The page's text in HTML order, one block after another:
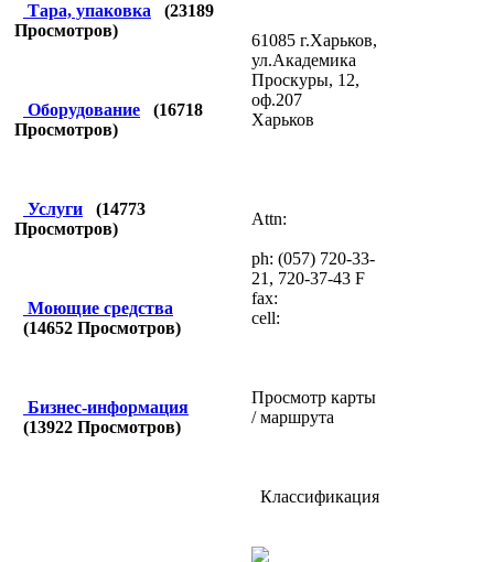
Тара, упаковка (23189
Просмотров)
Оборудование (16718
Просмотров)
Услуги (14773
Просмотров)
Моющие средства
(14652 Просмотров)
Бизнес-информация
(13922 Просмотров)
61085 г.Харьков,
ул.Академика
Проскуры, 12,
оф.207
Харьков
Attn:
ph: (057) 720-33-
21, 720-37-43 F
fax:
cell:
Просмотр карты
/ маршрута
Классификация